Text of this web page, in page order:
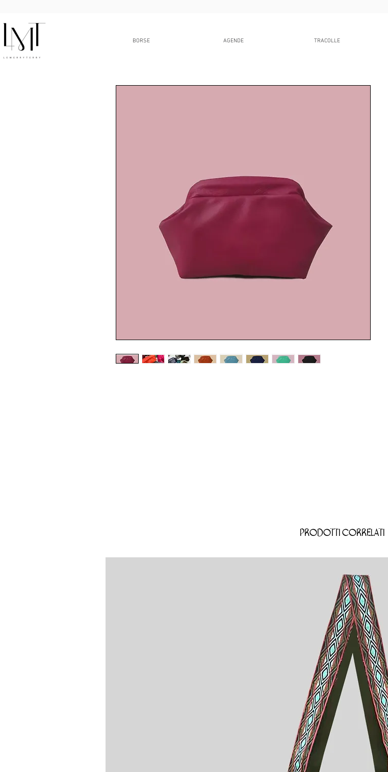
BORSE AGENDE TRACOLLE
Prodotti correlati